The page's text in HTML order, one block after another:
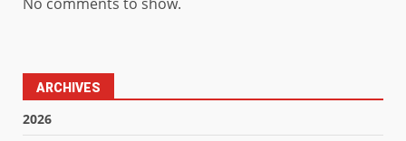
ARCHIVES
2026